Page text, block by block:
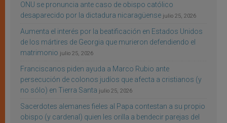
ONU se pronuncia ante caso de obispo católico
desaparecido por la dictadura nicaragüense julio 25, 2026
Aumenta el interés por la beatificación en Estados Unidos
de los mártires de Georgia que murieron defendiendo el
matrimonio julio 25, 2026
Franciscanos piden ayuda a Marco Rubio ante
persecución de colonos judíos que afecta a cristianos (y
no sólo) en Tierra Santa julio 25, 2026
Sacerdotes alemanes fieles al Papa contestan a su propio
obispo (y cardenal) quien les orilla a bendecir parejas del